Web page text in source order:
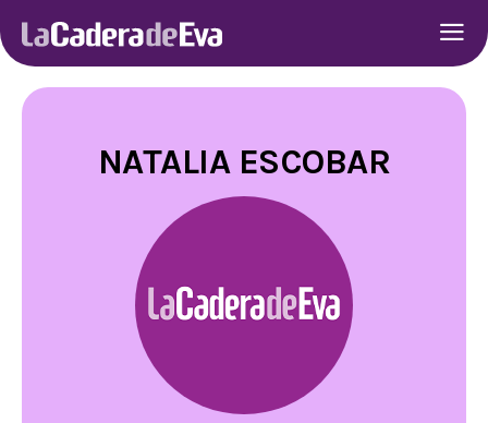
NATALIA ESCOBAR